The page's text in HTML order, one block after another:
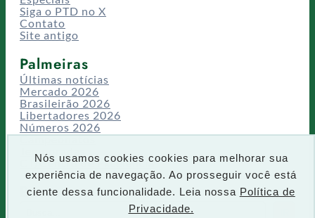
Nós usamos cookies cookies para melhorar sua
experiência de navegação. Ao prosseguir você está
ciente dessa funcionalidade. Leia nossa Política de
Privacidade.
Siga o PTD no X
Contato
Site antigo
Palmeiras
Últimas notícias
Mercado 2026
Brasileirão 2026
Libertadores 2026
Números 2026
Campeonatos
Temporadas
CT/Centro de Excelência
Busca
P